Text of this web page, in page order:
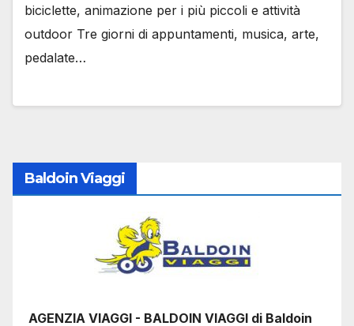
biciclette, animazione per i più piccoli e attività
outdoor Tre giorni di appuntamenti, musica, arte,
pedalate…
Baldoin Viaggi
AGENZIA VIAGGI - BALDOIN VIAGGI di Baldoin